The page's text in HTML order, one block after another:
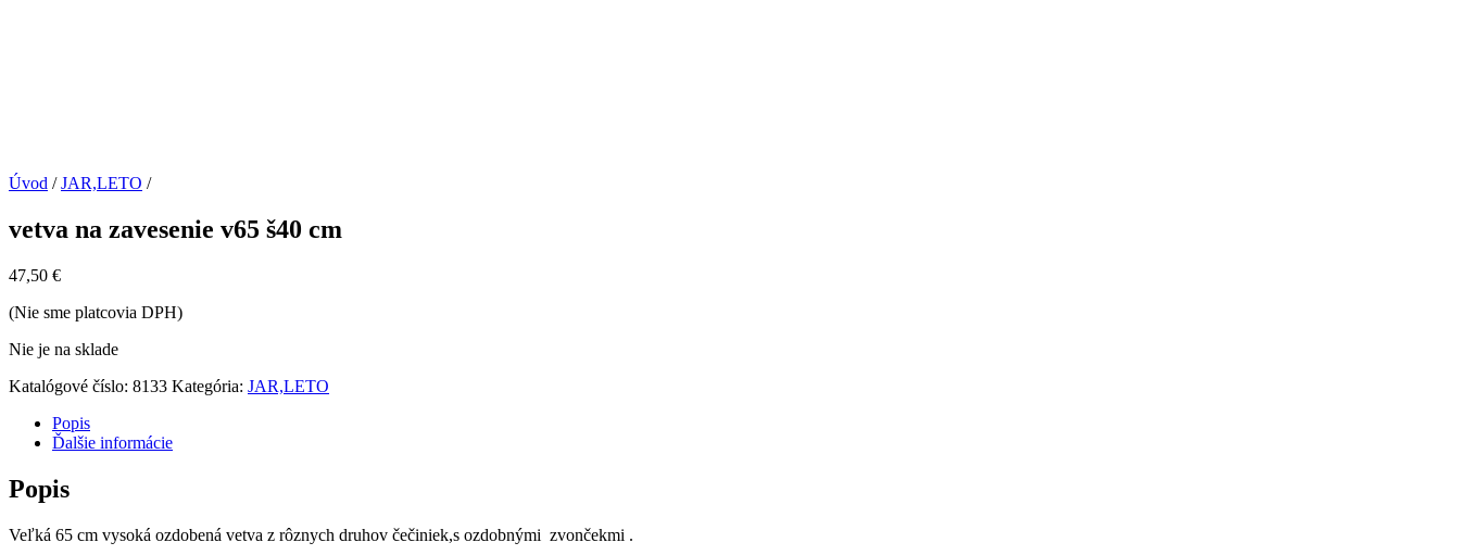
Úvod /JAR,LETO /
vetva na zavesenie v65 š40 cm
47,50 €
(Nie sme platcovia DPH)
Nie je na sklade
Katalógové číslo: 8133 Kategória: JAR,LETO
Popis
Ďalšie informácie
Popis
Veľká 65 cm vysoká ozdobená vetva z rôznych druhov čečiniek,s ozdobnými zvončekmi .